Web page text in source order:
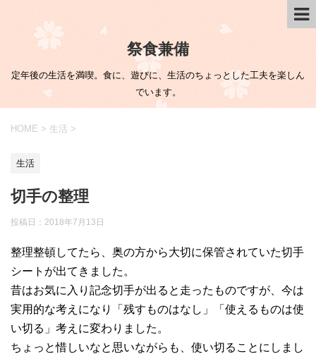
祭食兼備
定年後の生活を満喫。食に、遊びに、生活のちょっとした工夫を楽しん
でいます。
HOME > 生活 >
生活
切手の整理
投稿日： 2018年7月13日
整理整頓してたら、奥の方から大切に保管されていた切手
シートが出てきました。
昔はお気に入り記念切手が出ると走ったものですが、今は
実用的な考えになり「残すものはなし」「使えるものは使
い切る」考えに変わりました。
ちょっと惜しいなと思いながらも、使い切ることにしまし